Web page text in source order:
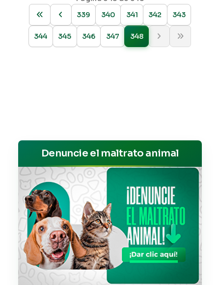
339
340 341 342 343
344 345 346 347 348
Denuncie el maltrato animal